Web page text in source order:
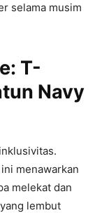
selama musim
T-
Navy
menawarkan
melekat dan
lembut